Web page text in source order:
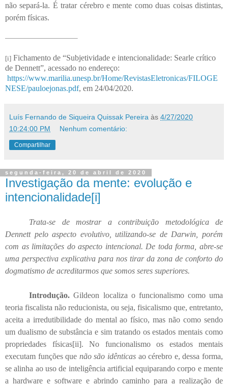
não separá-la. É tratar cérebro e mente como duas coisas distintas,
porém físicas.
[i] Fichamento de “Subjetividade e intencionalidade: Searle crítico
de Dennett”, acessado no endereço:
https://www.marilia.unesp.br/Home/RevistasEletronicas/FILOGE
NESE/pauloejonas.pdf, em 24/04/2020.
Luís Fernando de Siqueira Quissak Pereira às 4/27/2020
10:24:00 PM
Nenhum comentário:
Compartilhar
segunda-feira, 20 de abril de 2020
Investigação da mente: evolução e
intencionalidade[i]
Trata-se de mostrar a contribuição metodológica de
Dennett pelo aspecto evolutivo, utilizando-se de Darwin, porém
com as limitações do aspecto intencional. De toda forma, abre-se
uma perspectiva explicativa para nos tirar da zona de conforto do
dogmatismo de acreditarmos que somos seres superiores.
Introdução. Gildeon localiza o funcionalismo como uma
teoria fiscalista não reducionista, ou seja, fisicalismo que, entretanto,
aceita a irredutibilidade do mental ao físico, mas não como sendo
um dualismo de substância e sim tratando os estados mentais como
propriedades físicas[ii]. No funcionalismo os estados mentais
executam funções que não são idênticas ao cérebro e, dessa forma,
se alinha ao uso de inteligência artificial equiparando corpo e mente
a hardware e software e abrindo caminho para a realização de